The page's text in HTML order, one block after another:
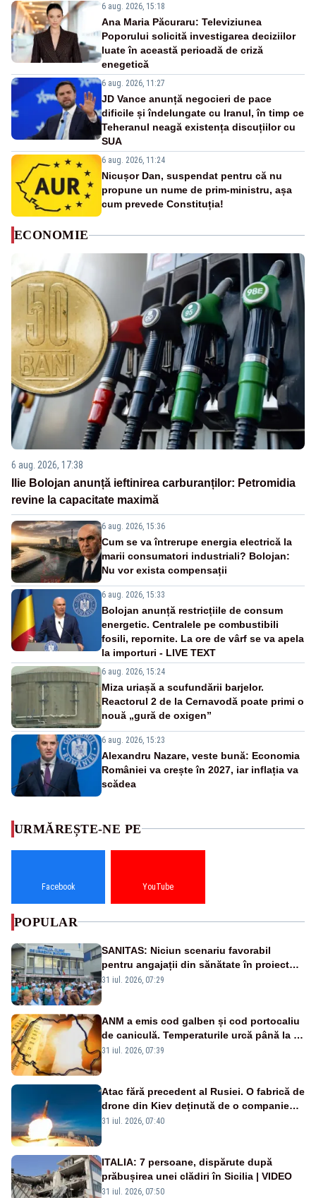
6 aug. 2026, 15:18
Ana Maria Păcuraru: Televiziunea
Poporului solicită investigarea deciziilor
luate în această perioadă de criză
enegetică
6 aug. 2026, 11:27
JD Vance anunță negocieri de pace
dificile și îndelungate cu Iranul, în timp ce
Teheranul neagă existența discuțiilor cu
SUA
6 aug. 2026, 11:24
Nicușor Dan, suspendat pentru că nu
propune un nume de prim-ministru, așa
cum prevede Constituția!
ECONOMIE
6 aug. 2026, 17:38
Ilie Bolojan anunță ieftinirea carburanților: Petromidia
revine la capacitate maximă
6 aug. 2026, 15:36
Cum se va întrerupe energia electrică la
marii consumatori industriali? Bolojan:
Nu vor exista compensații
6 aug. 2026, 15:33
Bolojan anunță restricțiile de consum
energetic. Centralele pe combustibili
fosili, repornite. La ore de vârf se va apela
la importuri - LIVE TEXT
6 aug. 2026, 15:24
Miza uriașă a scufundării barjelor.
Reactorul 2 de la Cernavodă poate primi o
nouă „gură de oxigen”
6 aug. 2026, 15:23
Alexandru Nazare, veste bună: Economia
României va crește în 2027, iar inflația va
scădea
URMĂREȘTE-NE PE
Facebook YouTube
POPULAR
SANITAS: Niciun scenariu favorabil
pentru angajații din sănătate în proiectul
Legii salarizării
31 iul. 2026, 07:29
ANM a emis cod galben și cod portocaliu
de caniculă. Temperaturile urcă până la 38
de grade, iar nopțile devin tropicale
31 iul. 2026, 07:39
Atac fără precedent al Rusiei. O fabrică de
drone din Kiev deținută de o companie
americană, distrusă de o rachetă
31 iul. 2026, 07:40
ITALIA: 7 persoane, dispărute după
prăbușirea unei clădiri în Sicilia | VIDEO
31 iul. 2026, 07:50